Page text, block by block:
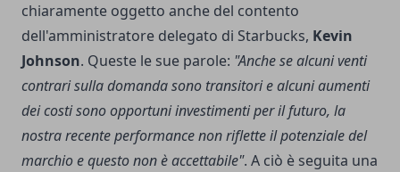
chiaramente oggetto anche del contento
dell'amministratore delegato di Starbucks, Kevin
Johnson. Queste le sue parole: "Anche se alcuni venti
contrari sulla domanda sono transitori e alcuni aumenti
dei costi sono opportuni investimenti per il futuro, la
nostra recente performance non riflette il potenziale del
marchio e questo non è accettabile". A ciò è seguita una